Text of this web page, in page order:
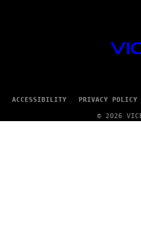
VICE
ACCESSIBILITY PRIVACY POLICY
© 2026